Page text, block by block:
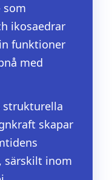
som
ikosaedrar
funktioner
med
strukturella
skapar
särskilt inom